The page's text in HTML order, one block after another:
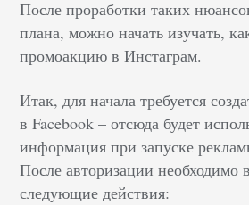
После проработки таких
плана, можно начать изучать,
промоакцию в Инстаграм.
Итак, для начала требуется
в Facebook – отсюда будет
информация при запуске
После авторизации необходимо
следующие действия: